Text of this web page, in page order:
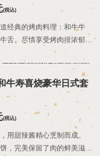
(税込)
经典的烤肉料理：和牛牛
牛寿喜烧豪华日式套
(税込)
用甜辣酱精心烹制而成。